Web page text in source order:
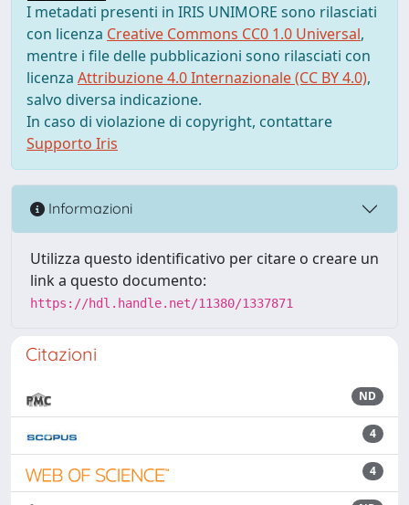
I metadati presenti in IRIS UNIMORE sono rilasciati
con licenza Creative Commons CC0 1.0 Universal,
mentre i file delle pubblicazioni sono rilasciati con
licenza Attribuzione 4.0 Internazionale (CC BY 4.0),
salvo diversa indicazione.
In caso di violazione di copyright, contattare
Supporto Iris
Informazioni
Utilizza questo identificativo per citare o creare un
link a questo documento:
https://hdl.handle.net/11380/1337871
Citazioni
ND
4
4